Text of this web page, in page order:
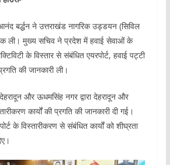
बर्द्धन ने उत्तराखंड नागरिक उड्डयन (सिविल
ली। मुख्य सचिव ने प्रदेश में हवाई सेवाओं के
के विस्तार से संबंधित एयरपोर्ट, हवाई पट्टी
की जानकारी ली।
देहरादून और ऊधमसिंह नगर द्वारा देहरादून और
कार्यों की प्रगति की जानकारी दी गई।
के विस्तारीकरण से संबंधित कार्यों को शीघ्रता